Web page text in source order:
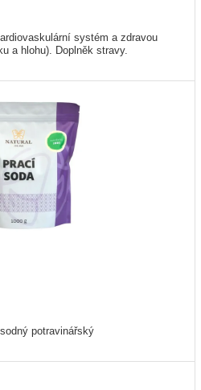
systém a zdravou
a hlohu). Doplněk stravy.
potravinářský